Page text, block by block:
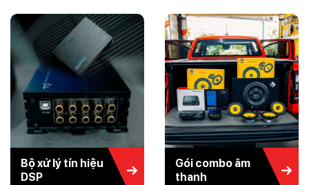
Bộ xử lý tín hiệu
DSP
Gói combo âm
thanh